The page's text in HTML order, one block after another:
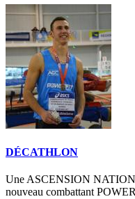
DÉCATHLON
Une ASCENSION
nouveau combattant